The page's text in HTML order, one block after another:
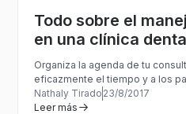
Todo sobre el
en una clínica
Organiza la agenda de tu
eficazmente el tiempo y a los
Nathaly Tirado 23/8/2017
Leer más